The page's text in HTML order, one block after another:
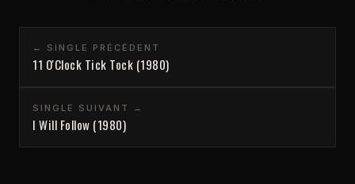
← SINGLE PRÉCÉDENT
11 O'Clock Tick Tock (1980)
SINGLE SUIVANT →
I Will Follow (1980)